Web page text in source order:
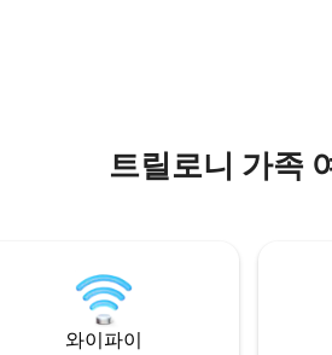
트릴로니 가족
와이파이